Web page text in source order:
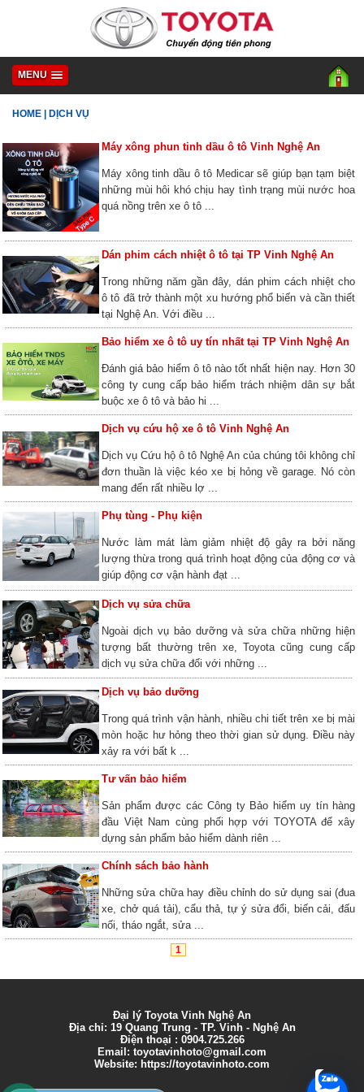
MENU
HOME DỊCH VỤ
Máy xông phun tinh dầu ô tô Vinh Nghệ An
Máy xông tinh dầu ô tô Medicar sẽ giúp bạn tạm biệt
những mùi hôi khó chịu hay tình trạng mùi nước hoa
quá nồng trên xe ô tô ...
Dán phim cách nhiệt ô tô tại TP Vinh Nghệ An
Trong những năm gần đây, dán phim cách nhiệt cho
ô tô đã trở thành một xu hướng phổ biến và cần thiết
tại Nghệ An. Với điều ...
Bảo hiểm xe ô tô uy tín nhất tại TP Vinh Nghệ An
Đánh giá bảo hiểm ô tô nào tốt nhất hiện nay. Hơn 30
công ty cung cấp bảo hiểm trách nhiệm dân sự bắt
buộc xe ô tô và bảo hi ...
Dịch vụ cứu hộ xe ô tô Vinh Nghệ An
Dịch vụ Cứu hộ ô tô Nghệ An của chúng tôi không chỉ
đơn thuần là việc kéo xe bị hỏng về garage. Nó còn
mang đến rất nhiều lợ ...
Phụ tùng - Phụ kiện
Nước làm mát làm giảm nhiệt độ gây ra bởi năng
lượng thừa trong quá trình hoạt động của động cơ và
giúp động cơ vận hành đạt ...
Dịch vụ sửa chữa
Ngoài dịch vụ bảo dưỡng và sửa chữa những hiện
tượng bất thường trên xe, Toyota cũng cung cấp
dịch vụ sửa chữa đối với những ...
Dịch vụ bảo dưỡng
Trong quá trình vận hành, nhiều chi tiết trên xe bị mài
mòn hoặc hư hỏng theo thời gian sử dụng. Điều này
xảy ra với bất k ...
Tư vấn bảo hiểm
Sản phẩm được các Công ty Bảo hiểm uy tín hàng
đầu Việt Nam cùng phối hợp với TOYOTA để xây
dựng sản phẩm bảo hiểm dành riên ...
Chính sách bảo hành
Những sửa chữa hay điều chỉnh do sử dụng sai (đua
xe, chở quá tải), cẩu thả, tự ý sửa đổi, biến cải, đấu
nối, tháo ngắt, sửa ...
1
Đại lý Toyota Vinh Nghệ An
Địa chỉ: 19 Quang Trung - TP. Vinh - Nghệ An
Điện thoại : 0904.725.266
Email: toyotavinhoto@gmail.com
Website: https://toyotavinhoto.com